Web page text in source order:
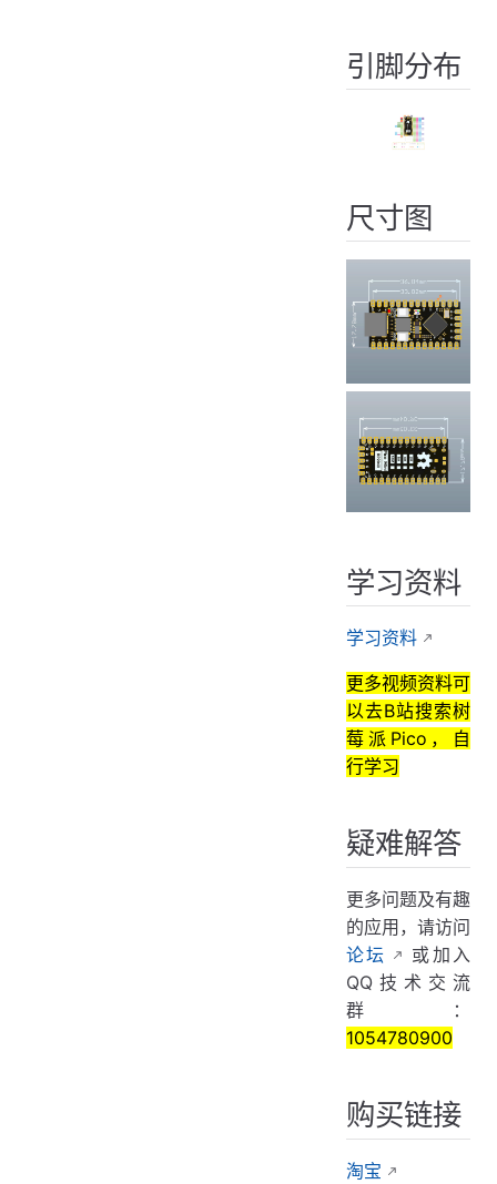
引脚分布
尺寸图
学习资料
学习资料
更多视频资料可
以去B站搜索树
莓派Pico，自
行学习
疑难解答
更多问题及有趣
的应用，请访问
论坛
或加入
QQ技术交流
群：
1054780900
购买链接
淘宝